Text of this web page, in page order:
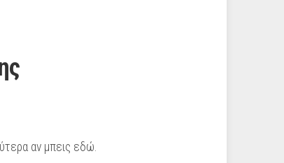
αν μπεις εδώ.